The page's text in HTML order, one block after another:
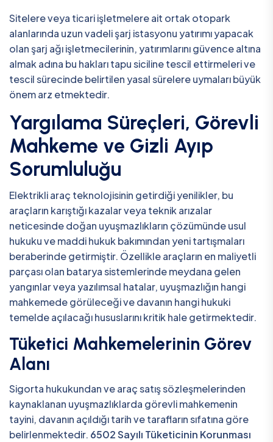
Sitelere veya ticari işletmelere ait ortak otopark
alanlarında uzun vadeli şarj istasyonu yatırımı yapacak
olan şarj ağı işletmecilerinin, yatırımlarını güvence altına
almak adına bu hakları tapu siciline tescil ettirmeleri ve
tescil sürecinde belirtilen yasal sürelere uymaları büyük
önem arz etmektedir.
Yargılama Süreçleri, Görevli
Mahkeme ve Gizli Ayıp
Sorumluluğu
Elektrikli araç teknolojisinin getirdiği yenilikler, bu
araçların karıştığı kazalar veya teknik arızalar
neticesinde doğan uyuşmazlıkların çözümünde usul
hukuku ve maddi hukuk bakımından yeni tartışmaları
beraberinde getirmiştir. Özellikle araçların en maliyetli
parçası olan batarya sistemlerinde meydana gelen
yangınlar veya yazılımsal hatalar, uyuşmazlığın hangi
mahkemede görüleceği ve davanın hangi hukuki
temelde açılacağı hususlarını kritik hale getirmektedir.
Tüketici Mahkemelerinin Görev
Alanı
Sigorta hukukundan ve araç satış sözleşmelerinden
kaynaklanan uyuşmazlıklarda görevli mahkemenin
tayini, davanın açıldığı tarih ve tarafların sıfatına göre
belirlenmektedir. 6502 Sayılı Tüketicinin Korunması